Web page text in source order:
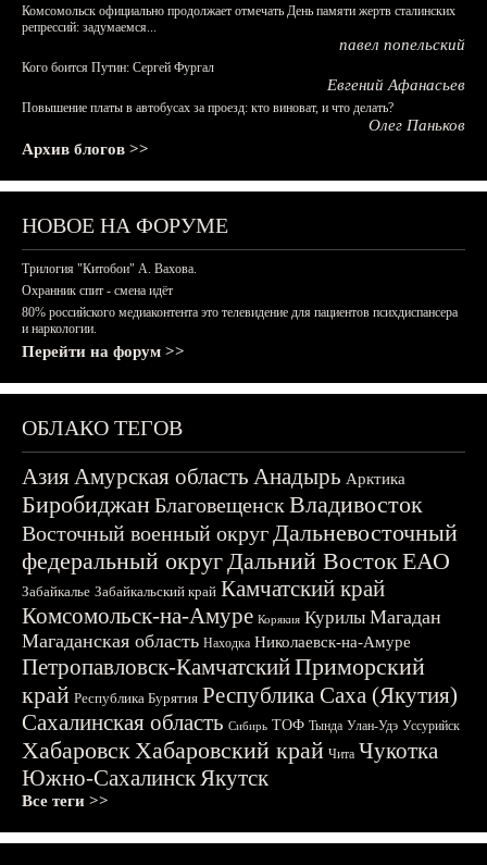
Комсомольск официально продолжает отмечать День памяти жертв сталинских
репрессий: задумаемся...
павел попельский
Кого боится Путин: Сергей Фургал
Евгений Афанасьев
Повышение платы в автобусах за проезд: кто виноват, и что делать?
Олег Паньков
Архив блогов >>
НОВОЕ НА ФОРУМЕ
Трилогия "Китобои" А. Вахова.
Охранник спит - смена идёт
80% российского медиаконтента это телевидение для пациентов психдиспансера
и наркологии.
Перейти на форум >>
ОБЛАКО ТЕГОВ
АзияАмурская область Анадырь Арктика
БиробиджанБлаговещенскВладивосток
Восточный военный округДальневосточный
федеральный округДальний ВостокЕАО
Забайкалье Забайкальский край Камчатский край
Комсомольск-на-Амуре Корякия Курилы Магадан
Магаданская область Находка Николаевск-на-Амуре
Петропавловск-КамчатскийПриморский
край Республика Бурятия Республика Саха (Якутия)
Сахалинская область Сибирь ТОФ Тында Улан-Удэ Уссурийск
ХабаровскХабаровский край Чита Чукотка
Южно-СахалинскЯкутск
Все теги >>